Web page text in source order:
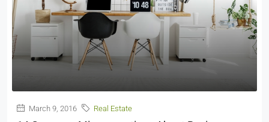
March 9, 2016 Real Estate